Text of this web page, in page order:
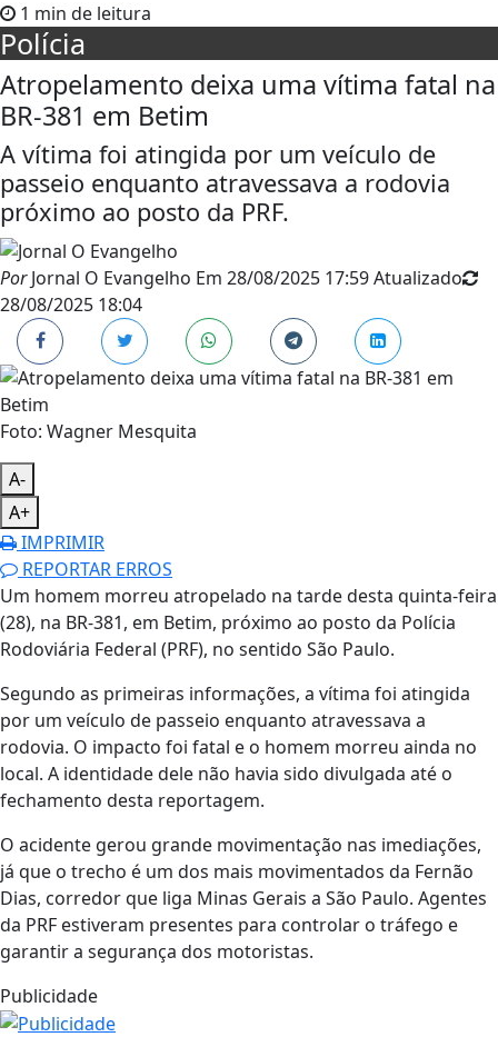
1 min de leitura
Polícia
Atropelamento deixa uma vítima fatal na
BR-381 em Betim
A vítima foi atingida por um veículo de
passeio enquanto atravessava a rodovia
próximo ao posto da PRF.
PorJornal O Evangelho Em 28/08/2025 17:59Atualizado
28/08/2025 18:04
Foto: Wagner Mesquita
A-
A+
IMPRIMIR
REPORTAR ERROS
Um homem morreu atropelado na tarde desta quinta-feira
(28), na BR-381, em Betim, próximo ao posto da Polícia
Rodoviária Federal (PRF), no sentido São Paulo.
Segundo as primeiras informações, a vítima foi atingida
por um veículo de passeio enquanto atravessava a
rodovia. O impacto foi fatal e o homem morreu ainda no
local. A identidade dele não havia sido divulgada até o
fechamento desta reportagem.
O acidente gerou grande movimentação nas imediações,
já que o trecho é um dos mais movimentados da Fernão
Dias, corredor que liga Minas Gerais a São Paulo. Agentes
da PRF estiveram presentes para controlar o tráfego e
garantir a segurança dos motoristas.
Publicidade